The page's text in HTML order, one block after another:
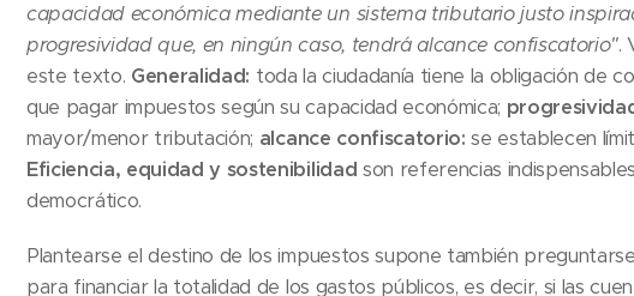
capacidad económica mediante un sistema tributario justo
progresividad que, en ningún caso, tendrá alcance confiscatorio".
este texto. Generalidad: toda la ciudadanía tiene la obligación de
que pagar impuestos según su capacidad económica;
mayor/menor tributación; alcance confiscatorio: se establecen
Eficiencia, equidad y sostenibilidad son referencias
democrático.
Plantearse el destino de los impuestos supone también
para financiar la totalidad de los gastos públicos, es decir, si las